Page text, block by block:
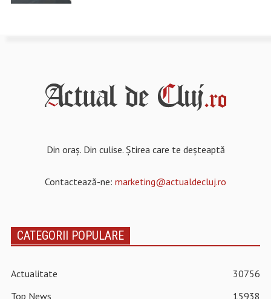
Din oraș. Din culise. Știrea care te deșteaptă
Contactează-ne: marketing@actualdecluj.ro
CATEGORII POPULARE
Actualitate
30756
Top News
15938